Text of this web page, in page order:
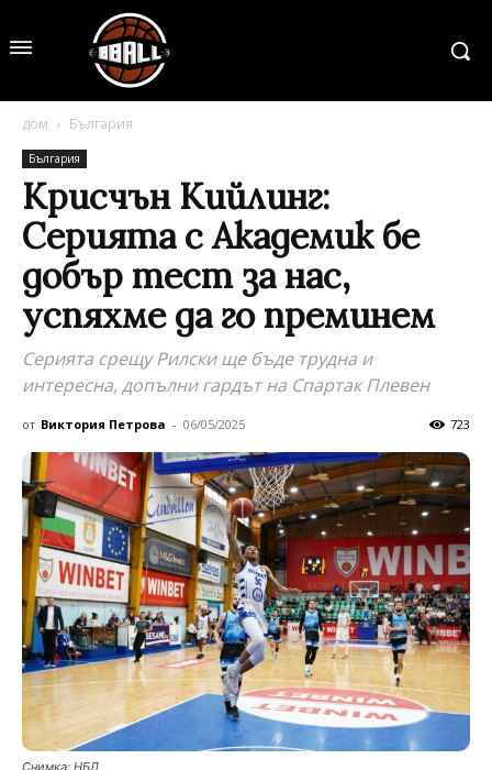
дом България
България
Крисчън Кийлинг:
Серията с Академик бе
добър тест за нас,
успяхме да го преминем
Серията срещу Рилски ще бъде трудна и
интересна, допълни гардът на Спартак Плевен
от Виктория Петрова - 06/05/2025 723
Снимка: НБЛ